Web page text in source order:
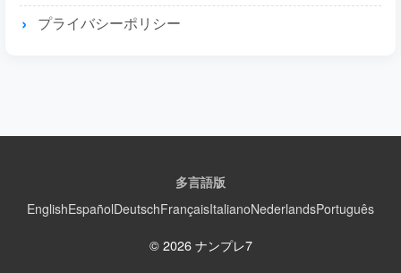
プライバシーポリシー
多言語版
EnglishEspañolDeutschFrançaisItalianoNederlandsPortuguês
© 2026 ナンプレ7